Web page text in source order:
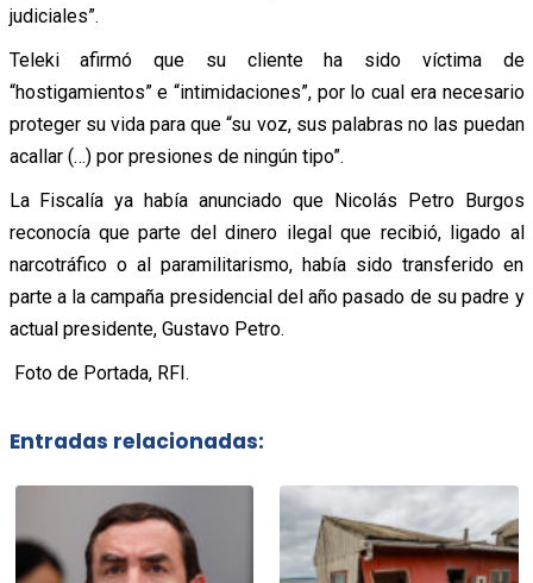
judiciales”.
Teleki afirmó que su cliente ha sido víctima de
“hostigamientos” e “intimidaciones”, por lo cual era necesario
proteger su vida para que “su voz, sus palabras no las puedan
acallar (…) por presiones de ningún tipo”.
La Fiscalía ya había anunciado que Nicolás Petro Burgos
reconocía que parte del dinero ilegal que recibió, ligado al
narcotráfico o al paramilitarismo, había sido transferido en
parte a la campaña presidencial del año pasado de su padre y
actual presidente, Gustavo Petro.
Foto de Portada, RFI.
Entradas relacionadas: